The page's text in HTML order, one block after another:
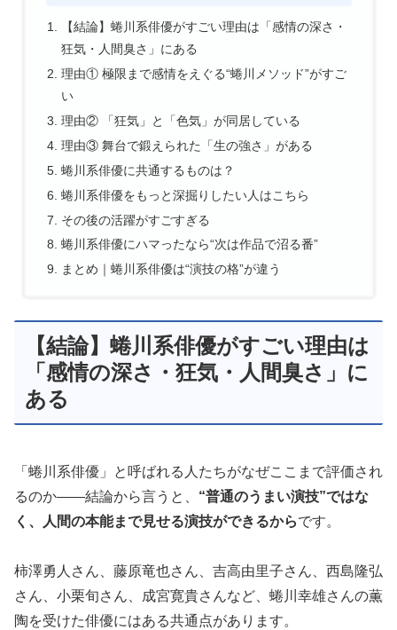
【結論】蜷川系俳優がすごい理由は「感情の深さ・
狂気・人間臭さ」にある
理由① 極限まで感情をえぐる“蜷川メソッド”がすご
い
理由② 「狂気」と「色気」が同居している
理由③ 舞台で鍛えられた「生の強さ」がある
蜷川系俳優に共通するものは？
蜷川系俳優をもっと深掘りしたい人はこちら
その後の活躍がすごすぎる
蜷川系俳優にハマったなら“次は作品で沼る番”
まとめ｜蜷川系俳優は“演技の格”が違う
【結論】蜷川系俳優がすごい理由は
「感情の深さ・狂気・人間臭さ」に
ある
「蜷川系俳優」と呼ばれる人たちがなぜここまで評価され
るのか――結論から言うと、 “普通のうまい演技”ではな
く、人間の本能まで見せる演技ができるからです。
柿澤勇人さん、藤原竜也さん、吉高由里子さん、西島隆弘
さん、小栗旬さん、成宮寛貴さんなど、蜷川幸雄さんの薫
陶を受けた俳優にはある共通点があります。